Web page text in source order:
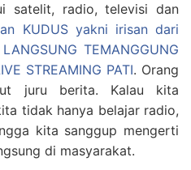
satelit, radio, televisi dan
KUDUS yakni irisan dari
TEMANGGUNG
STREAMING PATI. Orang
juru berita. Kalau kita
tidak hanya belajar radio,
kita sanggup mengerti
di masyarakat.